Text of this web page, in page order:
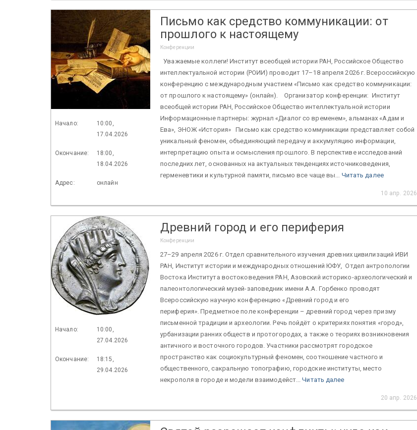
Начало:
10:00,
17.04.2026
Окончание:
18:00,
18.04.2026
Адрес: онлайн
Письмо как средство коммуникации: от
прошлого к настоящему
Конференции
Уважаемые коллеги! Институт всеобщей истории РАН, Российское Общество
интеллектуальной истории (РОИИ) проводит 17–18 апреля 2026 г. Всероссийскую
конференцию с международным участием «Письмо как средство коммуникации:
от прошлого к настоящему» (онлайн). Организатор конференции: Институт
всеобщей истории РАН, Российское Общество интеллектуальной истории
Информационные партнеры: журнал «Диалог со временем», альманах «Адам и
Ева», ЭНОЖ «История» Письмо как средство коммуникации представляет собой
уникальный феномен, объединяющий передачу и аккумуляцию информации,
интерпретацию опыта и осмысления прошлого. В перспективе исследований
последних лет, основанных на актуальных тенденциях источниковедения,
герменевтики и культурной памяти, письмо все чаще вы... Читать далее
10 апр. 2026
Начало:
10:00,
27.04.2026
Окончание:
18:15,
29.04.2026
Древний город и его периферия
Конференции
27–29 апреля 2026 г. Отдел сравнительного изучения древних цивилизаций ИВИ
РАН, Институт истории и международных отношений ЮФУ, Отдел антропологии
Востока Института востоковедения РАН, Азовский историко-археологический и
палеонтологический музей-заповедник имени А.А. Горбенко проводят
Всероссийскую научную конференцию «Древний город и его
периферия». Предметное поле конференции – древний город через призму
письменной традиции и археологии. Речь пойдёт о критериях понятия «город»,
урбанизации ранних обществ и протогородах, а также о теориях возникновения
античного и восточного городов. Участники рассмотрят городское
пространство как социокультурный феномен, соотношение частного и
общественного, сакральную топографию, городские институты, место
некрополя в городе и модели взаимодейст...Читать далее
20 апр. 2026